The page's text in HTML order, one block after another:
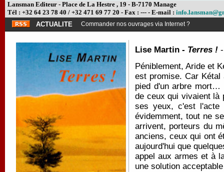
Lansman Editeur - Place de La Hestre , 19 - B-7170 Manage
Tél : +32 64 23 78 40 / +32 471 69 77 20 - Fax : --- - E-mail :
ACTUALITE
Commander nos ouvrages via Internet ?
Lise Martin - Terres !
Péniblement, Aride et
est promise. Car
pied d'un arbre mort…
de ceux qui vivaient là
ses yeux, c'est l'acte
évidemment, tout ne
arrivent, porteurs du
anciens, ceux qui ont
aujourd'hui que
appel aux armes et à
une solution